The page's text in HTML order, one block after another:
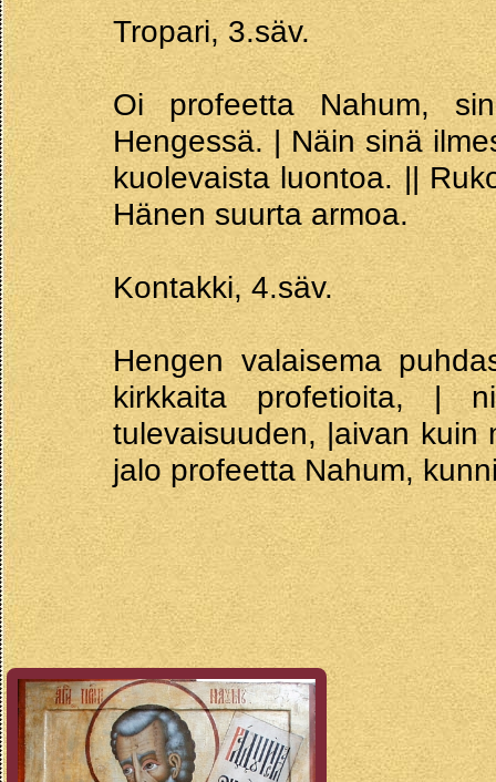
Tropari, 3.säv.
Oi profeetta Nahum,
Hengessä. | Näin sinä
kuolevaista luontoa. ||
Hänen suurta armoa.
Kontakki, 4.säv.
Hengen valaisema
kirkkaita profetioita, |
tulevaisuuden, |aivan kuin
jalo profeetta Nahum,